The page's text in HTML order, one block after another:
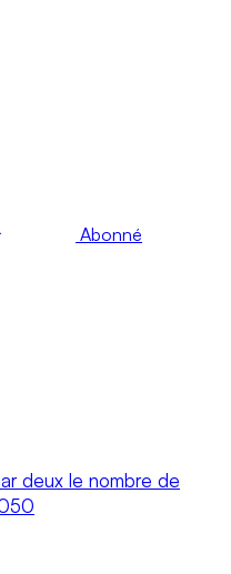
Abonné
deux le nombre de